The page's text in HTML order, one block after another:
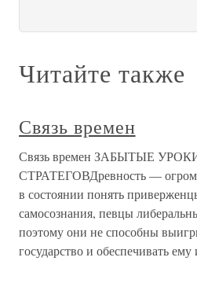
Читайте также
Связь времен
Связь времен ЗАБЫТЫЕ
СТРАТЕГОВДревность —
в состоянии понять
самосознания, певцы
поэтому они не способны
государство и обеспечивать ему